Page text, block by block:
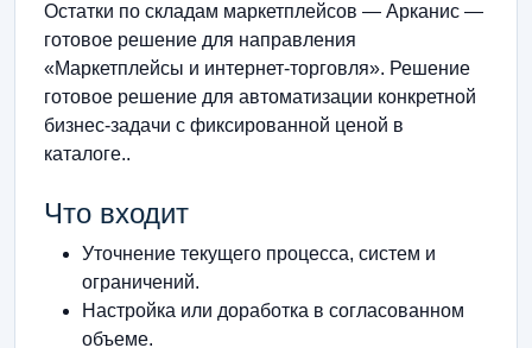
Остатки по складам маркетплейсов — Арканис —
готовое решение для направления
«Маркетплейсы и интернет-торговля». Решение
готовое решение для автоматизации конкретной
бизнес-задачи с фиксированной ценой в
каталоге..
Что входит
Уточнение текущего процесса, систем и
ограничений.
Настройка или доработка в согласованном
объеме.